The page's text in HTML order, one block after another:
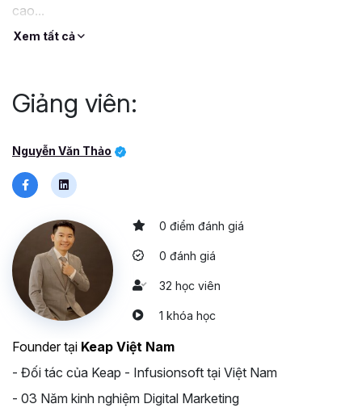
cao...
Có thể ví Keap Infusionsoft hay email marketing như là là
Xem tất cả
Giảng viên:
Nguyễn Văn Thảo
0 điểm đánh giá
0 đánh giá
32 học viên
1 khóa học
Founder tại Keap Việt Nam
- Đối tác của Keap - Infusionsoft tại Việt Nam
- 03 Năm kinh nghiệm Digital Marketing